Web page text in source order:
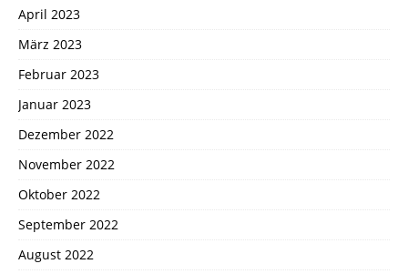
April 2023
März 2023
Februar 2023
Januar 2023
Dezember 2022
November 2022
Oktober 2022
September 2022
August 2022